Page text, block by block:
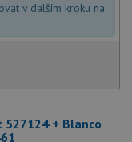
v dalším kroku na
527124 + Blanco